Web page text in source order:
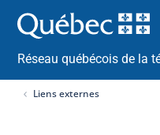
Réseau québécois de la
Liens externes